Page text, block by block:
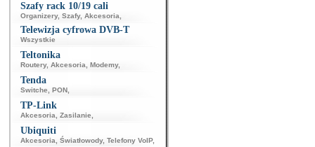
Szafy rack 10/19 cali
Organizery, Szafy, Akcesoria
Telewizja cyfrowa DVB-T
Wszystkie
Teltonika
Routery, Akcesoria Modemy,
Tenda
Switche PON
TP-Link
Akcesoria Zasilanie
Ubiquiti
Akcesoria Światłowody, Telefony VoIP,